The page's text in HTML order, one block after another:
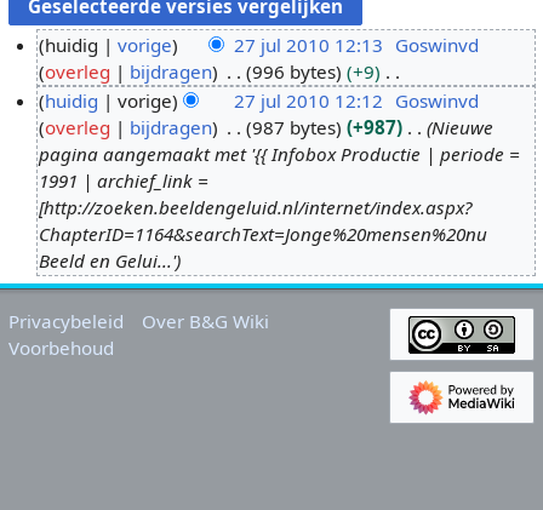
7
0
huidig vorige 27 jul 2010 12:13 Goswinvd
overleg
bijdragen 996 bytes
+9
G
e
e
n
b
e
w
e
huidig vorige 27 jul 2010 12:12 Goswinvd
overleg
bijdragen 987 bytes +987
Nieuwe
pagina aangemaakt met '{{ Infobox Productie | periode =
1991 | archief_link =
[http://zoeken.beeldengeluid.nl/internet/index.aspx?
ChapterID=1164&searchText=Jonge%20mensen%20nu
Beeld en Gelui...'
Privacybeleid
Over B&G Wiki
Voorbehoud